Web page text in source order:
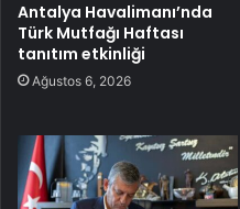
Antalya Havalimanı’nda
Türk Mutfağı Haftası
tanıtım etkinliği
Ağustos 6, 2026